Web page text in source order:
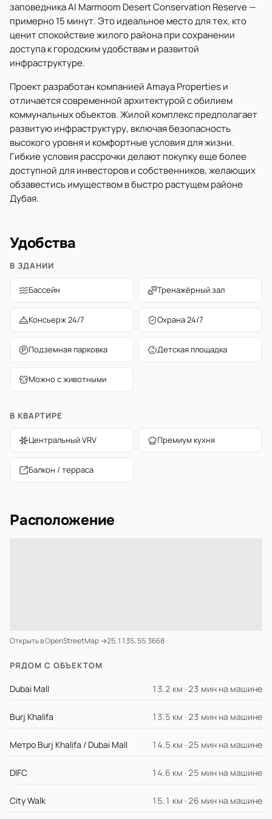
заповедника Al Marmoom Desert Conservation Reserve —
примерно 15 минут. Это идеальное место для тех, кто
ценит спокойствие жилого района при сохранении
доступа к городским удобствам и развитой
инфраструктуре.
Проект разработан компанией Amaya Properties и
отличается современной архитектурой с обилием
коммунальных объектов. Жилой комплекс предполагает
развитую инфраструктуру, включая безопасность
высокого уровня и комфортные условия для жизни.
Гибкие условия рассрочки делают покупку еще более
доступной для инвесторов и собственников, желающих
обзавестись имуществом в быстро растущем районе
Дубая.
Удобства
В ЗДАНИИ
Бассейн Тренажёрный зал
Консьерж 24/7 Охрана 24/7
Подземная парковка Детская площадка
Можно с животными
В КВАРТИРЕ
Центральный VRV Премиум кухня
Балкон / терраса
Расположение
Открыть в OpenStreetMap →25.1135, 55.3668
РЯДОМ С ОБЪЕКТОМ
Dubai Mall 13.2 км · 23 мин на машине
Burj Khalifa 13.5 км · 23 мин на машине
Метро Burj Khalifa / Dubai Mall 14.5 км · 25 мин на машине
DIFC 14.6 км · 25 мин на машине
City Walk 15.1 км · 26 мин на машине